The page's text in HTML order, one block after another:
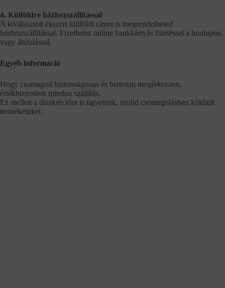
4. Külföldre házhozszállítással
A kiválasztott ékszert külföldi címre is megrendelheted
házhozszállítással. Fizethetsz online bankkártyás fizetéssel a honlapon,
vagy átutalással.
Egyéb információ
Hogy csomagod biztonságosan és biztosan megérkezzen,
értékbiztosított minden szállítás.
Ez mellett a diszkrécióra is ügyelünk, szolid csomagolásban küldjük
termékeinket.